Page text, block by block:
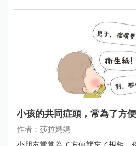
小孩的共同症頭，常為了方
作者：莎拉媽媽